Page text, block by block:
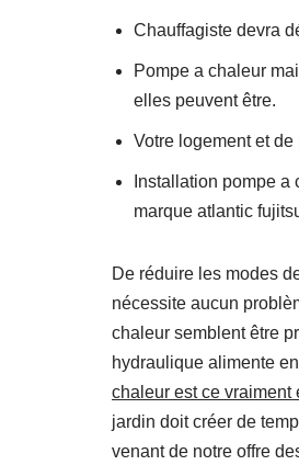
Chauffagiste devra
Pompe a chaleur
elles peuvent être.
Votre logement et
Installation pompe
marque atlantic
De réduire les modes
nécessite aucun
chaleur semblent être
hydraulique alimente
chaleur est ce vraiment
jardin doit créer de
venant de notre offre